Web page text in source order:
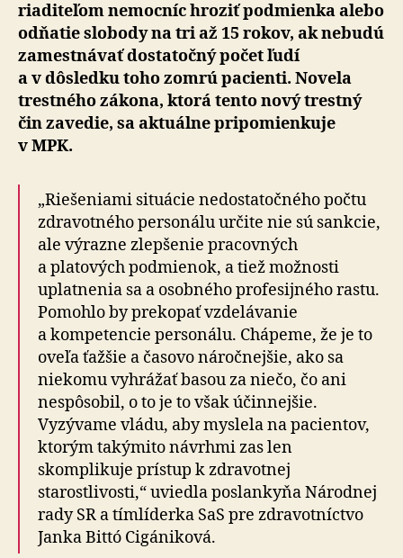
riaditeľom nemocníc hroziť podmienka alebo
odňatie slobody na tri až 15 rokov, ak nebudú
zamestnávať dostatočný počet ľudí
a v dôsledku toho zomrú pacienti. Novela
trestného zákona, ktorá tento nový trestný
čin zavedie, sa aktuálne pripomienkuje
v MPK.
„Riešeniami situácie nedostatočného počtu
zdravotného personálu určite nie sú sankcie,
ale výrazne zlepšenie pracovných
a platových podmienok, a tiež možnosti
uplatnenia sa a osobného profesijného rastu.
Pomohlo by prekopať vzdelávanie
a kompetencie personálu. Chápeme, že je to
oveľa ťažšie a časovo náročnejšie, ako sa
niekomu vyhrážať basou za niečo, čo ani
nespôsobil, o to je to však účinnejšie.
Vyzývame vládu, aby myslela na pacientov,
ktorým takýmito návrhmi zas len
skomplikuje prístup k zdravotnej
starostlivosti,“ uviedla poslankyňa Národnej
rady SR a tímlíderka SaS pre zdravotníctvo
Janka Bittó Cigániková.